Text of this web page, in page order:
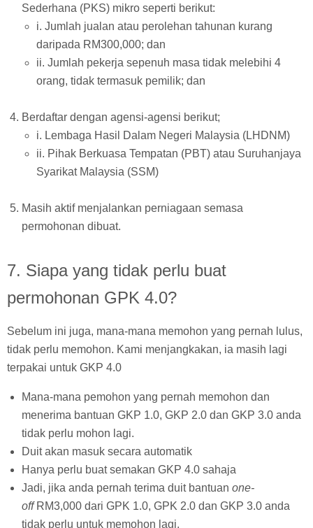
Sederhana (PKS) mikro seperti berikut:
i. Jumlah jualan atau perolehan tahunan kurang
daripada RM300,000; dan
ii. Jumlah pekerja sepenuh masa tidak melebihi 4
orang, tidak termasuk pemilik; dan
Berdaftar dengan agensi-agensi berikut;
i. Lembaga Hasil Dalam Negeri Malaysia (LHDNM)
ii. Pihak Berkuasa Tempatan (PBT) atau Suruhanjaya
Syarikat Malaysia (SSM)
Masih aktif menjalankan perniagaan semasa
permohonan dibuat.
7. Siapa yang tidak perlu buat
permohonan GPK 4.0?
Sebelum ini juga, mana-mana memohon yang pernah lulus,
tidak perlu memohon. Kami menjangkakan, ia masih lagi
terpakai untuk GKP 4.0
Mana-mana pemohon yang pernah memohon dan
menerima bantuan GKP 1.0, GKP 2.0 dan GKP 3.0 anda
tidak perlu mohon lagi.
Duit akan masuk secara automatik
Hanya perlu buat semakan GKP 4.0 sahaja
Jadi, jika anda pernah terima duit bantuan one-
offRM3,000 dari GPK 1.0, GPK 2.0 dan GKP 3.0 anda
tidak perlu untuk memohon lagi.